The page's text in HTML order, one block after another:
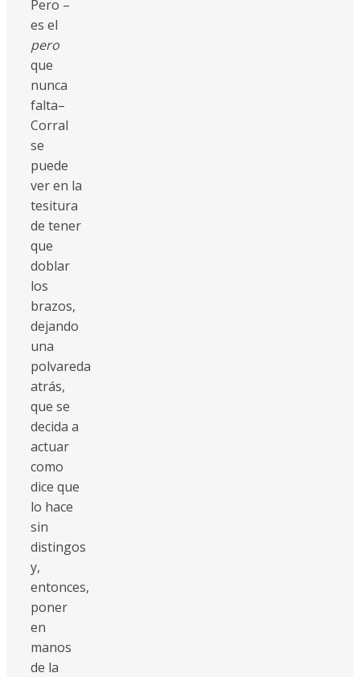
Pero –
es el
pero
que
nunca
falta–
Corral
se
puede
ver en la
tesitura
de tener
que
doblar
los
brazos,
dejando
una
polvareda
atrás,
que se
decida a
actuar
como
dice que
lo hace
sin
distingos
y,
entonces,
poner
en
manos
de la